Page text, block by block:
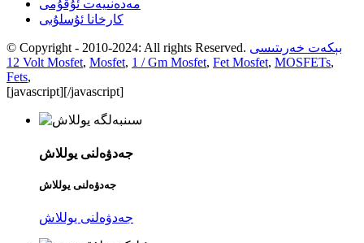
مەدەنىيەت ئۇقۇمى
كارخانا ئۇسلۇبى
© Copyright - 2010-2024: All rights Reserved. بېكەت خەرىتىسى
12 Volt Mosfet, Mosfet, 1 / Gm Mosfet, Fet Mosfet, MOSFETs,
Fets,
[javascript][/javascript]
جەدۋەلنى يوللاش
جەدۋەلنى يوللاش
جەدۋەلنى يوللاش